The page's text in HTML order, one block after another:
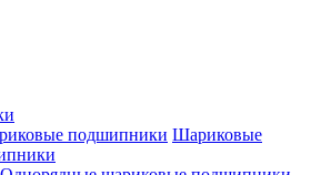
Шариковые